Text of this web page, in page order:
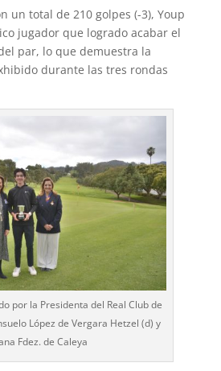
un total de 210 golpes (-3), Youp
jugador que logrado acabar el
par, lo que demuestra la
durante las tres rondas
por la Presidenta del Real Club de
López de Vergara Hetzel (d) y
Fdez. de Caleya